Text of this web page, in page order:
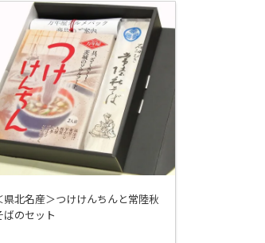
県北名産＞つけけんちんと常陸秋
ばのセット